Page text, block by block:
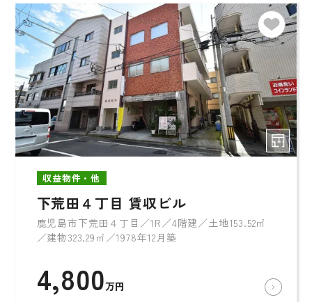
収益物件・他
下荒田４丁目 賃収ビル
鹿児島市下荒田４丁目／1R／4階建／土地153.52㎡
／建物323.29㎡／1978年12月築
4,800万円